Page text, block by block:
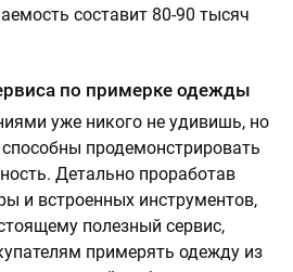
составит 80-90 тысяч
по примерке одежды
уже никого не удивишь, но
продемонстрировать
Детально проработав
и встроенных инструментов,
полезный сервис,
примерять одежду из